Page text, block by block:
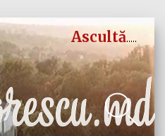
Ascultă